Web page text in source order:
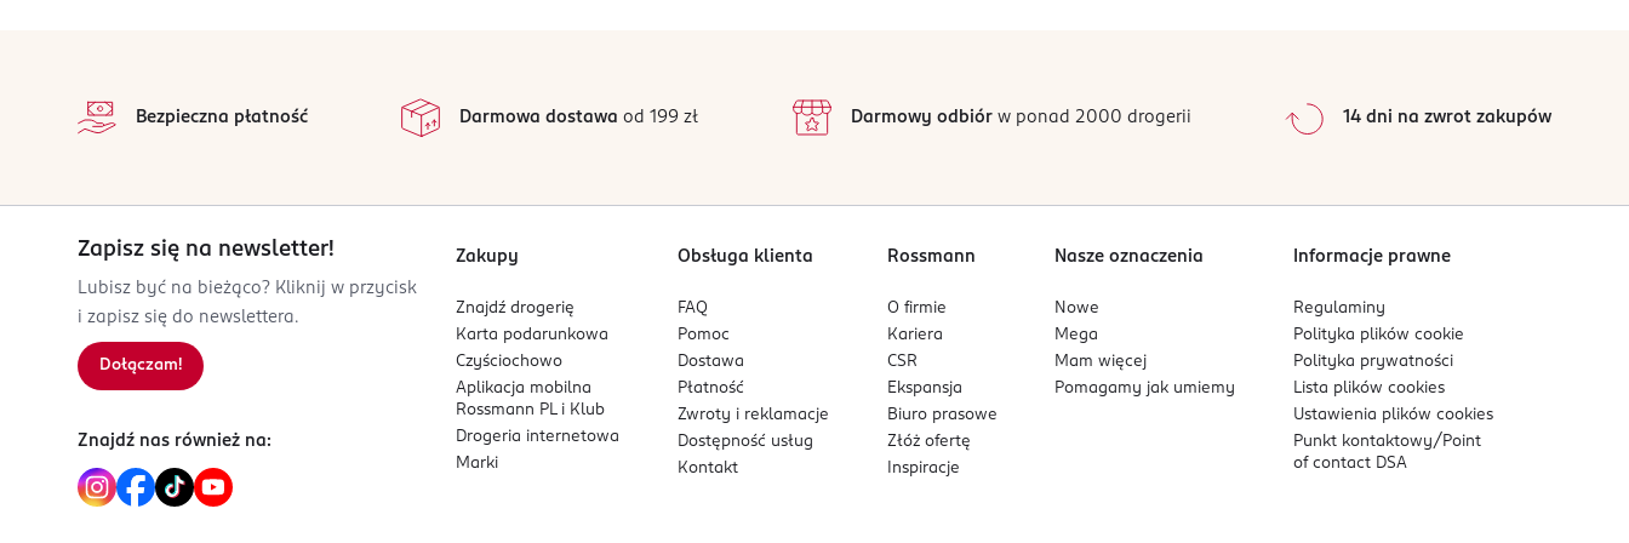
2
1
0%
Sortowanie wgdata: od najnowszej
Bezpieczna płatność Darmowa dostawa od 199 zł Darmowy odbiórw ponad 2000 drogerii 14 dni na zwrot zakupów
Zapisz się na newsletter!
Lubisz być na bieżąco? Kliknij w przycisk
i zapisz się do newslettera.
Dołączam!
Znajdź nas również na:
Zakupy
Znajdź drogerię
Karta podarunkowa
Czyściochowo
Aplikacja mobilna
Rossmann PL i Klub
Drogeria internetowa
Marki
Obsługa klienta
FAQ
Pomoc
Dostawa
Płatność
Zwroty i reklamacje
Dostępność usług
Kontakt
Rossmann
O firmie
Kariera
CSR
Ekspansja
Biuro prasowe
Złóż ofertę
Inspiracje
Nasze oznaczenia
Nowe
Mega
Mam więcej
Pomagamy jak umiemy
Informacje prawne
Regulaminy
Polityka plikówcookie
Polityka prywatności
Lista plikówcookies
Ustawienia plikówcookies
Punkt kontaktowy/ Point
of contact DSA